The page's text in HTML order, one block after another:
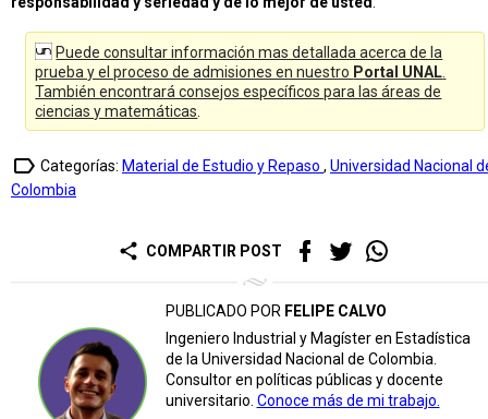
Puede consultar información mas detallada acerca de la
prueba y el proceso de admisiones en nuestro Portal UNAL
También encontrará consejos específicos para las áreas de
ciencias y matemáticas
label_outline Categorías: Material de Estudio y Repaso , Universidad Nacional
Colombia
share COMPARTIR POST
PUBLICADO POR FELIPE CALVO
Ingeniero Industrial y Magíster en Estadística
de la Universidad Nacional de Colombia.
Consultor en políticas públicas y docente
universitario. Conoce más de mi trabajo.